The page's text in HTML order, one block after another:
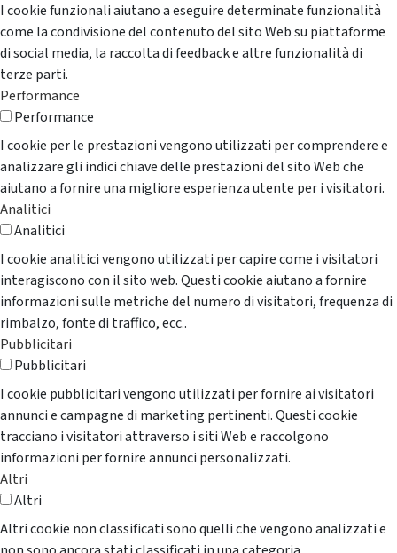
I cookie funzionali aiutano a eseguire determinate funzionalità
come la condivisione del contenuto del sito Web su piattaforme
di social media, la raccolta di feedback e altre funzionalità di
terze parti.
Performance
Performance
I cookie per le prestazioni vengono utilizzati per comprendere e
analizzare gli indici chiave delle prestazioni del sito Web che
aiutano a fornire una migliore esperienza utente per i visitatori.
Analitici
Analitici
I cookie analitici vengono utilizzati per capire come i visitatori
interagiscono con il sito web. Questi cookie aiutano a fornire
informazioni sulle metriche del numero di visitatori, frequenza di
rimbalzo, fonte di traffico, ecc..
Pubblicitari
Pubblicitari
I cookie pubblicitari vengono utilizzati per fornire ai visitatori
annunci e campagne di marketing pertinenti. Questi cookie
tracciano i visitatori attraverso i siti Web e raccolgono
informazioni per fornire annunci personalizzati.
Altri
Altri
Altri cookie non classificati sono quelli che vengono analizzati e